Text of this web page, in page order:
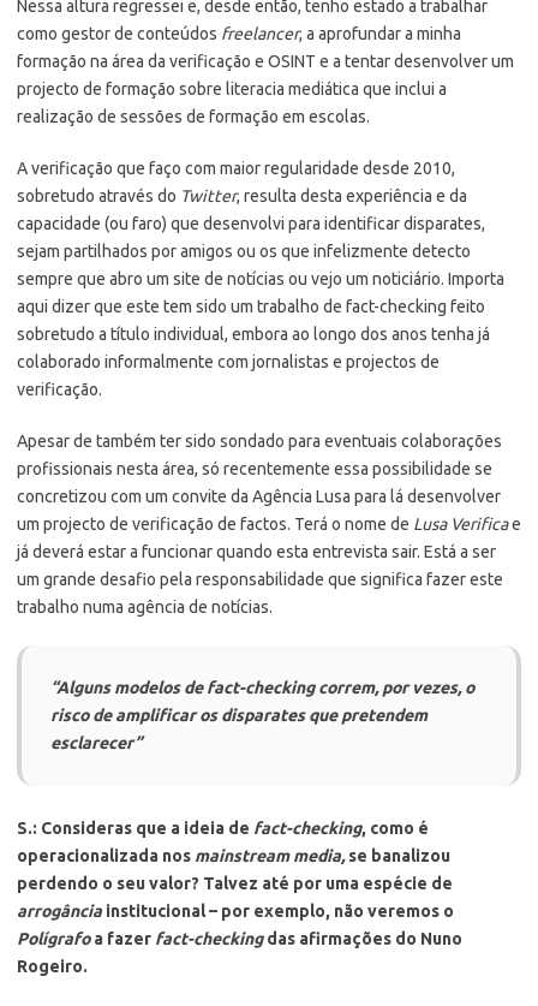
Nessa altura regressei e, desde então, tenho estado a trabalhar
como gestor de conteúdos freelancer, a aprofundar a minha
formação na área da verificação e OSINT e a tentar desenvolver um
projecto de formação sobre literacia mediática que inclui a
realização de sessões de formação em escolas.
A verificação que faço com maior regularidade desde 2010,
sobretudo através do Twitter, resulta desta experiência e da
capacidade (ou faro) que desenvolvi para identificar disparates,
sejam partilhados por amigos ou os que infelizmente detecto
sempre que abro um site de notícias ou vejo um noticiário. Importa
aqui dizer que este tem sido um trabalho de fact-checking feito
sobretudo a título individual, embora ao longo dos anos tenha já
colaborado informalmente com jornalistas e projectos de
verificação.
Apesar de também ter sido sondado para eventuais colaborações
profissionais nesta área, só recentemente essa possibilidade se
concretizou com um convite da Agência Lusa para lá desenvolver
um projecto de verificação de factos. Terá o nome de Lusa Verificae
já deverá estar a funcionar quando esta entrevista sair. Está a ser
um grande desafio pela responsabilidade que significa fazer este
trabalho numa agência de notícias.
“Alguns modelos defact-checkingcorrem, por vezes, o
risco de amplificar os disparates que pretendem
esclarecer”
S.: Consideras que a ideia de fact-checking, como é
operacionalizada nos mainstream media,se banalizou
perdendo o seu valor? Talvez até por uma espécie de
arrogância institucional – por exemplo, não veremos o
Polígrafoa fazer fact-checkingdas afirmações do Nuno
Rogeiro.